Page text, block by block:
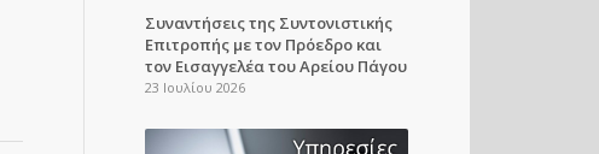
Συναντήσεις της Συντονιστικής
Επιτροπής με τον Πρόεδρο και
τον Εισαγγελέα του Αρείου Πάγου
23 Ιουλίου 2026